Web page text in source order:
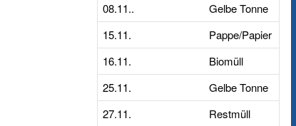
08.11..
Gelbe Tonne
15.11.
Pappe/Papier
16.11.
Biomüll
25.11.
Gelbe Tonne
27.11.
Restmüll